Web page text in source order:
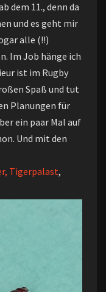
dem 11., denn da
und es geht mir
alle (!!)
Im Job hänge ich
ist im Rugby
Spaß und tut
Planungen für
ein paar Mal auf
Und mit den
Tigerpalast,